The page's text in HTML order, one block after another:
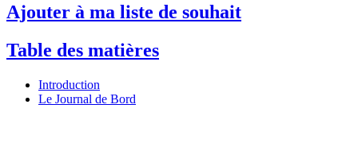
Ajouter à ma liste de souhait
Table des matières
Introduction
Le Journal de Bord